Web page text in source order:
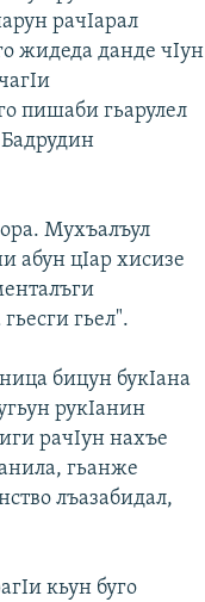
рачIарал
жидеда данде чIун
пишаби гьарулел
Мухъалъул
абун цIар хисизе
гьел".
бицун букIана
рукIанин
рачIун нахъе
гьанже
лъазабидал,
кьун буго